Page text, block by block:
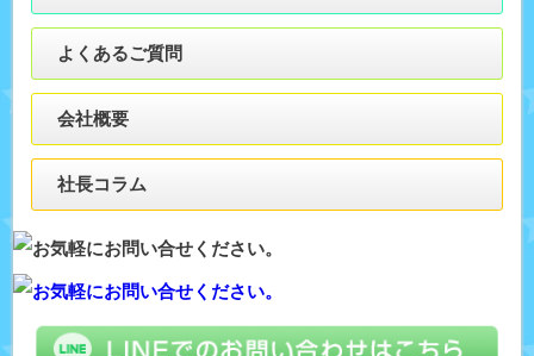
よくあるご質問
会社概要
社長コラム